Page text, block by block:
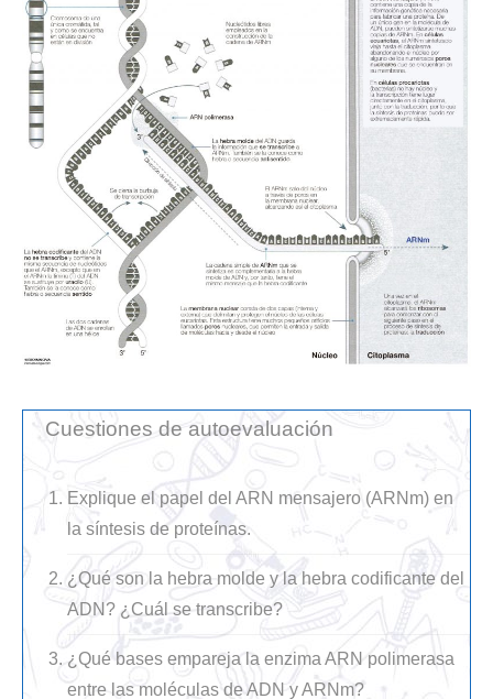
Cuestiones de autoevaluación
Explique el papel del ARN mensajero (ARNm) en
la síntesis de proteínas.
¿Qué son la hebra molde y la hebra codificante del
ADN? ¿Cuál se transcribe?
¿Qué bases empareja la enzima ARN polimerasa
entre las moléculas de ADN y ARNm?